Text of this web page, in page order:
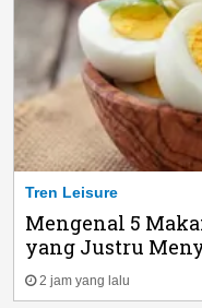
Tren Leisure
Mengenal 5
yang Justru
2 jam yang lalu